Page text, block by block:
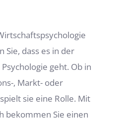
Sie, dass es in der
geht. Ob in
, Markt- oder
sie eine Rolle. Mit
bekommen Sie einen